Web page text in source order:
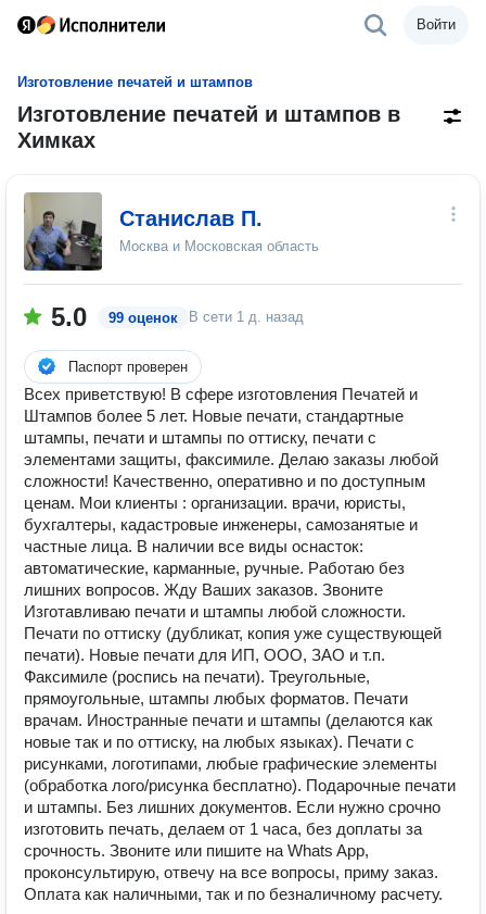
Войти
Изготовление печатей и штампов
Изготовление печатей и штампов в
Химках
Станислав П.
Москва и Московская область
5.0 99 оценок В сети 1 д. назад
Паспорт проверен
Всех приветствую! В сфере изготовления Печатей и
Штампов более 5 лет. Новые печати, стандартные
штампы, печати и штампы по оттиску, печати с
элементами защиты, факсимиле. Делаю заказы любой
сложности! Качественно, оперативно и по доступным
ценам. Мои клиенты : организации. врачи, юристы,
бухгалтеры, кадастровые инженеры, самозанятые и
частные лица. В наличии все виды оснасток:
автоматические, карманные, ручные. Работаю без
лишних вопросов. Жду Ваших заказов. Звоните
Изготавливаю печати и штампы любой сложности.
Печати по оттиску (дубликат, копия уже существующей
печати). Новые печати для ИП, ООО, ЗАО и т.п.
Факсимиле (роспись на печати). Треугольные,
прямоугольные, штампы любых форматов. Печати
врачам. Иностранные печати и штампы (делаются как
новые так и по оттиску, на любых языках). Печати с
рисунками, логотипами, любые графические элементы
(обработка лого/рисунка бесплатно). Подарочные печати
и штампы. Без лишних документов. Если нужно срочно
изготовить печать, делаем от 1 часа, без доплаты за
срочность. Звоните или пишите на Whats App,
проконсультирую, отвечу на все вопросы, приму заказ.
Оплата как наличными, так и по безналичному расчету.